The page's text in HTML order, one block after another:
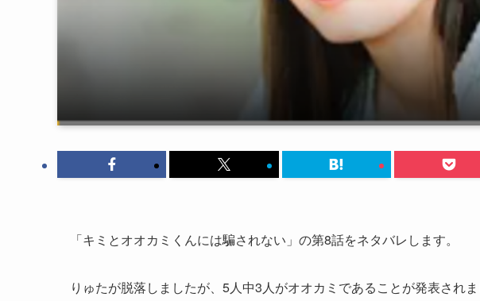
「キミとオオカミくんには騙されない」の第8話をネタバレします。
りゅたが脱落しましたが、5人中3人がオオカミであることが発表されま